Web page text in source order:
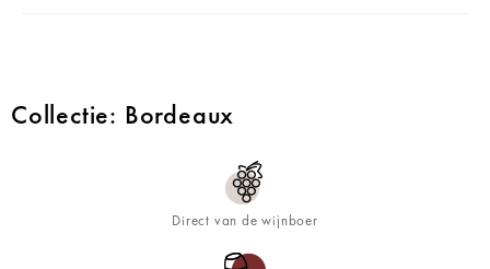
Collectie: Bordeaux
Direct van de wijnboer